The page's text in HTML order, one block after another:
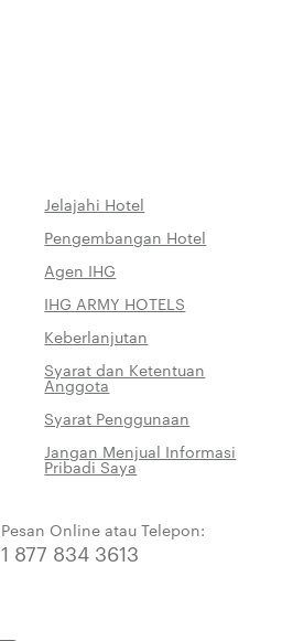
Jelajahi Hotel
Pengembangan Hotel
Agen IHG
IHG ARMY HOTELS
Keberlanjutan
Syarat dan Ketentuan
Anggota
Syarat Penggunaan
Jangan Menjual Informasi
Pribadi Saya
Pesan Online atau Telepon:
1 877 834 3613